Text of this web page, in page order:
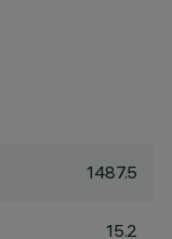
1487.5
15.2